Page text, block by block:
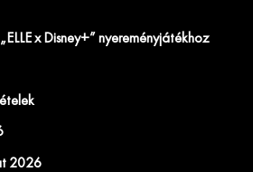
x Disney+” nyereményjátékhoz
2026